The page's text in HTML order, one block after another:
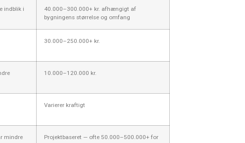
indblik i
40.000–300.000+ kr. afhængigt af
bygningens størrelse og omfang
30.000–250.000+ kr.
10.000–120.000 kr.
Varierer kraftigt
mindre
Projektbaseret — ofte 50.000–500.000+ for